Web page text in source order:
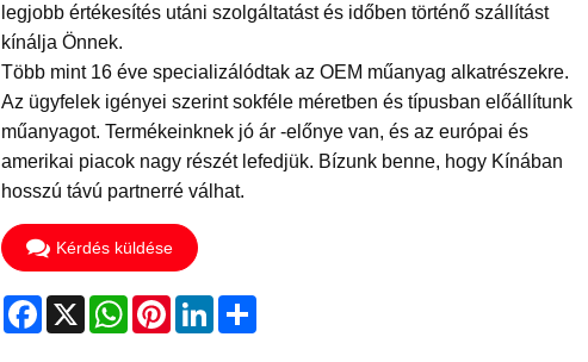
legjobb értékesítés utáni szolgáltatást és időben történő szállítást
kínálja Önnek.
Több mint 16 éve specializálódtak az OEM műanyag alkatrészekre.
Az ügyfelek igényei szerint sokféle méretben és típusban előállítunk
műanyagot. Termékeinknek jó ár -előnye van, és az európai és
amerikai piacok nagy részét lefedjük. Bízunk benne, hogy Kínában
hosszú távú partnerré válhat.
Kérdés küldése
Facebook
X WhatsApp
PinterestLinkedInShare